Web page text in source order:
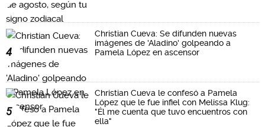
4
Christian Cueva: Se difunden nuevas
imágenes de 'Aladino' golpeando a
Pamela López en ascensor
5
Christian Cueva le confesó a Pamela
López que le fue infiel con Melissa Klug:
"Él me cuenta que tuvo encuentros con
ella"